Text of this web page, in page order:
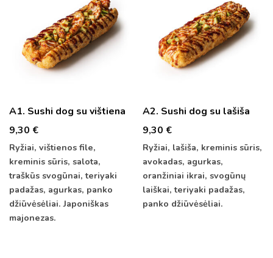
A1. Sushi dog su vištiena
9,30 €
Ryžiai, vištienos file,
kreminis sūris, salota,
traškūs svogūnai, teriyaki
padažas, agurkas, panko
džiūvėsėliai. Japoniškas
majonezas.
A2. Sushi dog su lašiša
9,30 €
Ryžiai, lašiša, kreminis sūris,
avokadas, agurkas,
oranžiniai ikrai, svogūnų
laiškai, teriyaki padažas,
panko džiūvėsėliai.